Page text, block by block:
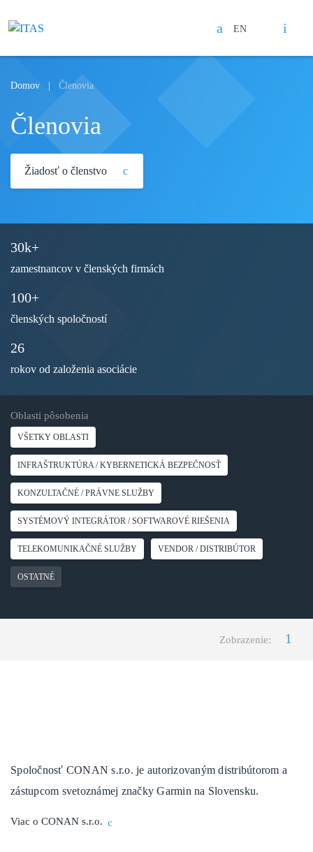
EN
Domov Členovia
Členovia
Žiadosť o členstvo
30k+
zamestnancov v členských firmách
100+
členských spoločností
26
rokov od založenia asociácie
Oblasti pôsobenia
VŠETKY OBLASTI
INFRAŠTRUKTÚRA / KYBERNETICKÁ BEZPEČNOSŤ
KONZULTAČNÉ / PRÁVNE SLUŽBY
SYSTÉMOVÝ INTEGRÁTOR / SOFTWAROVÉ RIEŠENIA
TELEKOMUNIKAČNÉ SLUŽBY VENDOR / DISTRIBÚTOR
OSTATNÉ
Zobrazenie:
Spoločnosť CONAN s.r.o. je autorizovaným distribútorom a
zástupcom svetoznámej značky Garmin na Slovensku.
Viac o CONAN s.r.o.